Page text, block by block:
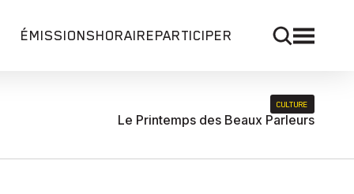
ÉMISSIONSHORAIREPARTICIPER
CULTURE
Le Printemps des Beaux Parleurs